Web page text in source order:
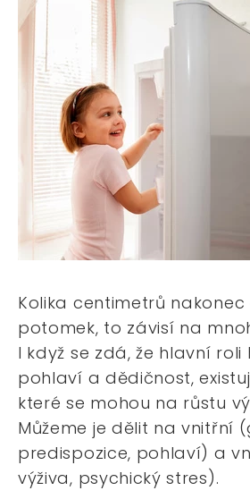
Kolika centimetrů
potomek, to závisí na
I když se zdá, že hlavní roli
pohlaví a dědičnost,
které se mohou na růstu
Můžeme je dělit na vnitřní
predispozice, pohlaví) a
výživa, psychický stres).